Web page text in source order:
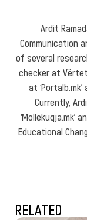
Ardit
Communication
of several
checker at
at
Currently,
Educational
RELATED